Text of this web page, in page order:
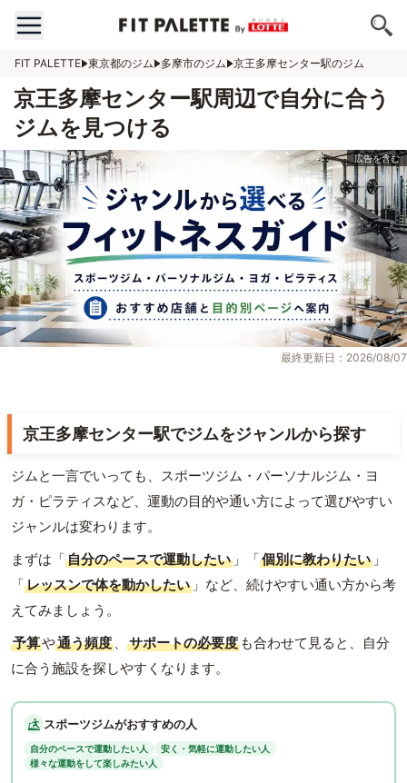
FIT PALETTE 東京都のジム 多摩市のジム 京王多摩センター駅のジム
京王多摩センター駅周辺で自分に合う
ジムを見つける
最終更新日：2026/08/07
京王多摩センター駅でジムをジャンルから探す
ジムと一言でいっても、スポーツジム・パーソナルジム・ヨ
ガ・ピラティスなど、運動の目的や通い方によって選びやすい
ジャンルは変わります。
まずは「自分のペースで運動したい 」「個別に教わりたい 」
「レッスンで体を動かしたい 」など、続けやすい通い方から考
えてみましょう。
予算や通う頻度 、 サポートの必要度 も合わせて見ると、自分
に合う施設を探しやすくなります。
スポーツジムがおすすめの人
自分のペースで運動したい人
安く・気軽に運動したい人
様々な運動をして楽しみたい人